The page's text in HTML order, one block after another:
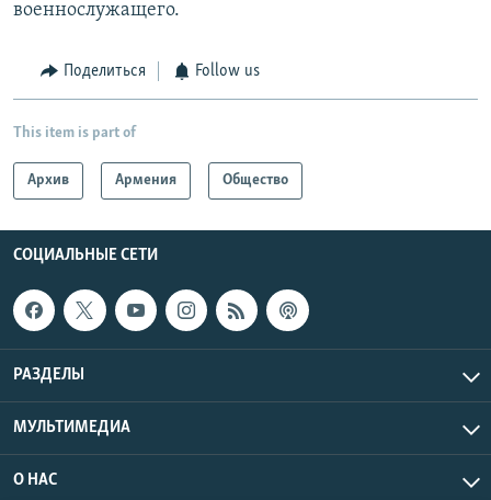
военнослужащего.
Поделиться Follow us
This item is part of
Архив Армения Общество
СОЦИАЛЬНЫЕ СЕТИ
РАЗДЕЛЫ
МУЛЬТИМЕДИА
О НАС